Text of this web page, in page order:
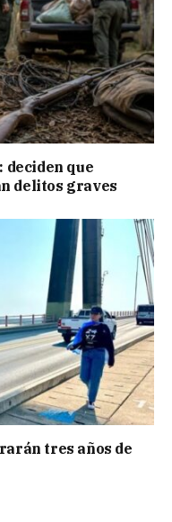
que
delitos graves
tres años de